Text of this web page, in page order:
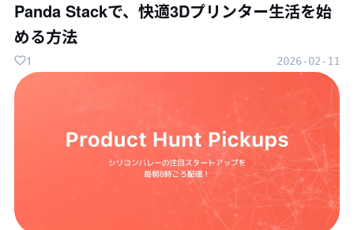
Panda Stackで、快適3Dプリンター生活を始
める方法
2026-02-11
1